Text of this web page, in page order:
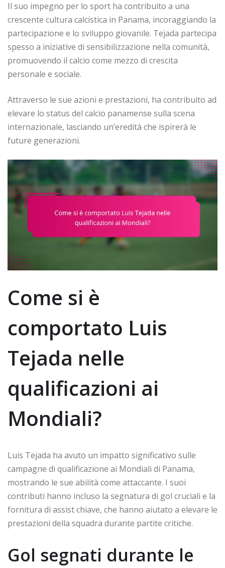
Il suo impegno per lo sport ha contribuito a una
crescente cultura calcistica in Panama, incoraggiando la
partecipazione e lo sviluppo giovanile. Tejada partecipa
spesso a iniziative di sensibilizzazione nella comunità,
promuovendo il calcio come mezzo di crescita
personale e sociale.
Attraverso le sue azioni e prestazioni, ha contribuito ad
elevare lo status del calcio panamense sulla scena
internazionale, lasciando un’eredità che ispirerà le
future generazioni.
Come si è
comportato Luis
Tejada nelle
qualificazioni ai
Mondiali?
Luis Tejada ha avuto un impatto significativo sulle
campagne di qualificazione ai Mondiali di Panama,
mostrando le sue abilità come attaccante. I suoi
contributi hanno incluso la segnatura di gol cruciali e la
fornitura di assist chiave, che hanno aiutato a elevare le
prestazioni della squadra durante partite critiche.
Gol segnati durante le